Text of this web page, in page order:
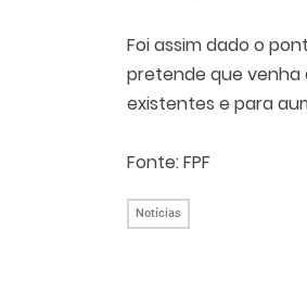
Foi assim dado o
pretende que venha
existentes e para
Fonte: FPF
Notícias